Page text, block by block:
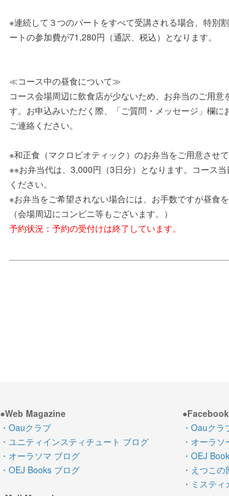
※連続して３つのパートをすべて受講される場合、特別
ートの参加費が71,280円（通訳、税込）となります。
≪コース中の昼食について≫
コース会場周辺に飲食店が少ないため、お弁当のご用意
す。お申込みいただく際、「ご質問・メッセージ」欄に
ご連絡ください。
※和正食（マクロビオティック）のお弁当をご用意させて
※※お弁当代は、3,000円（3日分）となります。コース
ください。
※お弁当をご希望されない場合には、お手数ですが昼食を
（会場周辺にコンビニ等もございます。）
予約状況：予約の受付けは終了しています。
●Web Magazine
・Oauクラブ
・ユニティインスティチュート ブログ
・オーラソマ ブログ
・OEJ Books ブログ
・Oauク
・オーラ
・OEJ
・えつこの
・ミステ